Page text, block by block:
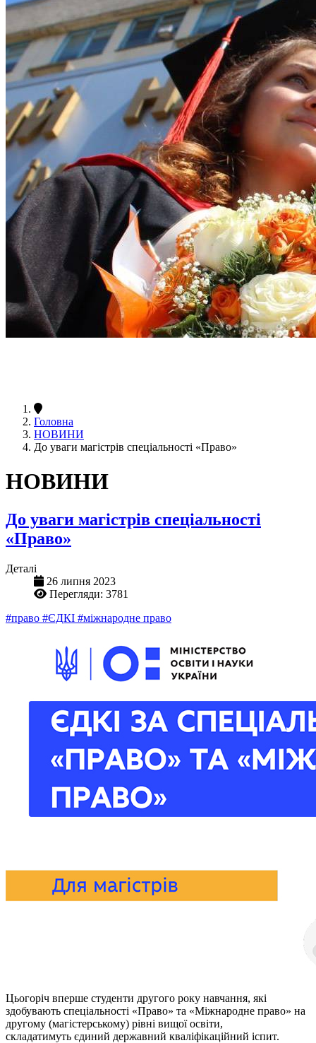
Головна
НОВИНИ
До уваги магістрів спеціальності «Право»
НОВИНИ
До уваги магістрів спеціальності
«Право»
Деталі
26 липня 2023
Перегляди: 3781
#право #ЄДКІ #міжнародне право
Цьогоріч вперше студенти другого року навчання, які
здобувають спеціальності «Право» та «Міжнародне право» на
другому (магістерському) рівні вищої освіти,
складатимуть єдиний державний кваліфікаційний іспит.